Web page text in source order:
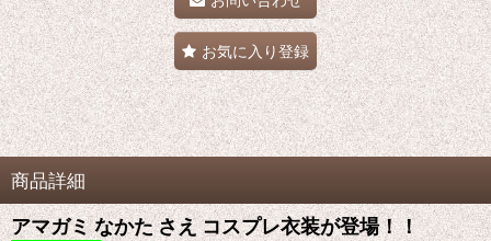
お気に入り登録
商品詳細
アマガミ なかた さえ コスプレ衣装が登場！！